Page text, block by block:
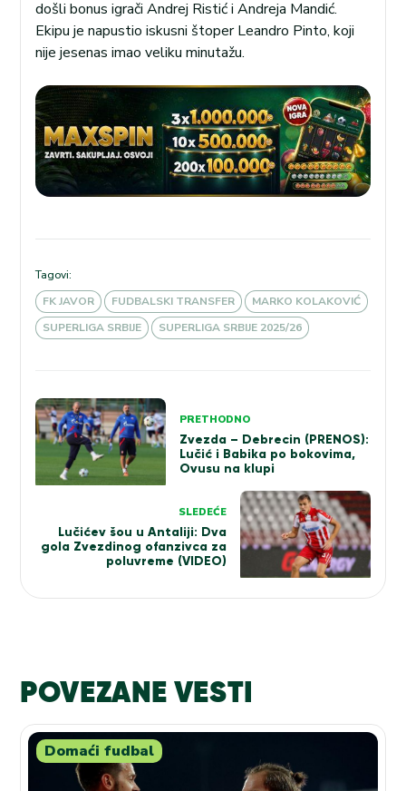
došli bonus igrači Andrej Ristić i Andreja Mandić.
Ekipu je napustio iskusni štoper Leandro Pinto, koji
nije jesenas imao veliku minutažu.
Tagovi:
FK JAVOR
FUDBALSKI TRANSFER
MARKO KOLAKOVIĆ
SUPERLIGA SRBIJE
SUPERLIGA SRBIJE 2025/26
Kretanje
članka
PRETHODNO
Zvezda – Debrecin (PRENOS):
Lučić i Babika po bokovima,
Ovusu na klupi
SLEDEĆE
Lučićev šou u Antaliji: Dva
gola Zvezdinog ofanzivca za
poluvreme (VIDEO)
POVEZANE VESTI
Domaći fudbal